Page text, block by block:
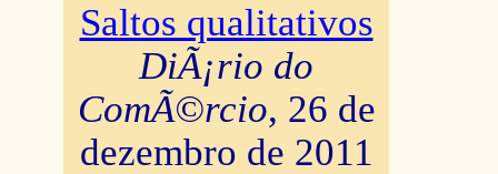
Saltos qualitativos
DiÃ¡rio do
ComÃ©rcio, 26 de
dezembro de 2011